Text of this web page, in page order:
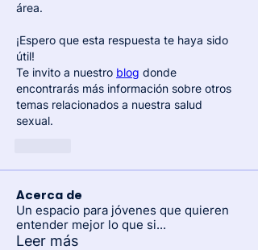
área.
¡Espero que esta respuesta te haya sido
útil!
Te invito a nuestro blog donde
encontrarás más información sobre otros
temas relacionados a nuestra salud
sexual.
Acerca de
Un espacio para jóvenes que quieren
entender mejor lo que si...
Leer más